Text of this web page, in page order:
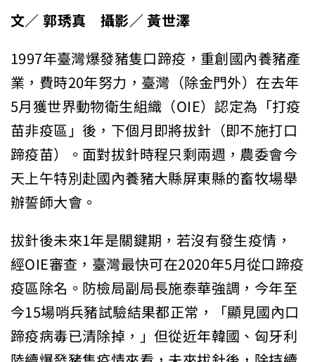
文／ 郭琇真 攝影／ 黃世澤
1997年臺灣爆發豬隻口蹄疫，重創國內養豬產
業，費時20年努力，臺灣（除金門外）在去年
5月獲世界動物衛生組織（OIE）認定為「打疫
苗非疫區」後，下個月即將拔針（即不施打口
蹄疫苗）。面對拔針時程只剩兩週，農委會今
天上午特別赴國內養豬大縣屏東縣的畜牧場舉
辦誓師大會。
拔針後未來1年是關鍵期，若沒有發生疫情，
經OIE審查，臺灣最快可在2020年5月從口蹄疫
疫區除名。防檢局副局長施泰華強調，今年至
今15場哨兵豬試驗結果都正常，「顯見國內口
蹄疫病毒已清除掉，」但從近年韓國、匈牙利